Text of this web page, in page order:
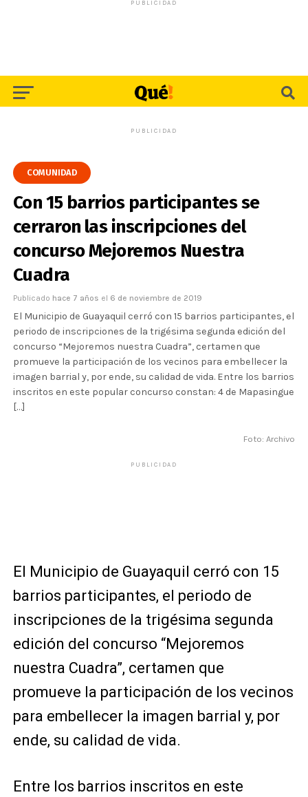
PUBLICIDAD
PUBLICIDAD
COMUNIDAD
Con 15 barrios participantes se
cerraron las inscripciones del
concurso Mejoremos Nuestra
Cuadra
Publicado hace 7 años el 6 de noviembre de 2019
El Municipio de Guayaquil cerró con 15 barrios participantes, el
periodo de inscripciones de la trigésima segunda edición del
concurso “Mejoremos nuestra Cuadra”, certamen que
promueve la participación de los vecinos para embellecer la
imagen barrial y, por ende, su calidad de vida. Entre los barrios
inscritos en este popular concurso constan: 4 de Mapasingue
[…]
Foto: Archivo
PUBLICIDAD
El Municipio de Guayaquil cerró con 15
barrios participantes, el periodo de
inscripciones de la trigésima segunda
edición del concurso “Mejoremos
nuestra Cuadra”, certamen que
promueve la participación de los vecinos
para embellecer la imagen barrial y, por
ende, su calidad de vida.
Entre los barrios inscritos en este